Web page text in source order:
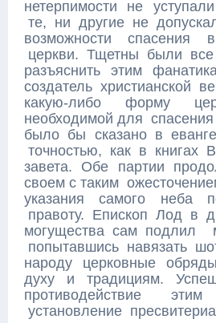
нетерпимости не
те, ни другие не
возможности спасения
церкви. Тщетны были все
разъяснить этим
создатель христианской
какую-либо форму
необходимой для
было бы сказано в
точностью, как в книгах
завета. Обе партии
своем с таким
указания самого неба
правоту. Епископ Лод в
могущества сам
попытавшись навязать
народу церковные
духу и традициям.
противодействие
установление